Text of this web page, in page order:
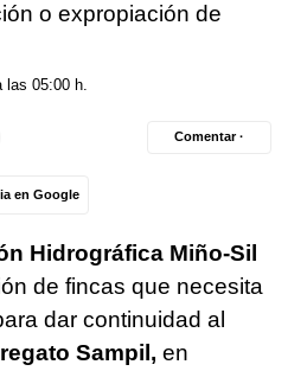
o expropiación de
las 05:00 h.
en Google
Comentar ·
Hidrográfica Miño-Sil
de fincas que necesita
dar continuidad al
Sampil, en